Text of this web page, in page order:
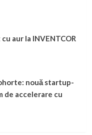
aur la INVENTCOR
nouă startup-
accelerare cu